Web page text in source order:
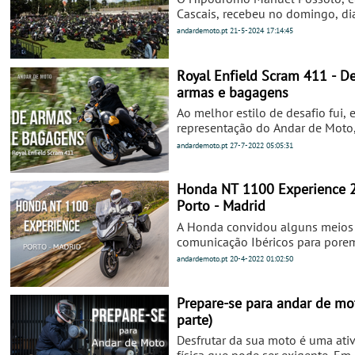
Cascais, recebeu no domingo,
maio, o maior encontro
andardemoto.pt21-5-202417:14:45
Royal Enfield Scram 411 -
armas e bagagens
Ao melhor estilo de desafio fui,
representação do Andar de
encontro de Royalistas em Leiria,
que esta Scrambler acrescenta à
vez mais completa gama da
andardemoto.pt27-7-2022 05:05:31
Honda NT 1100 Experience
Porto - Madrid
A Honda convidou alguns
comunicação Ibéricos para
prova a sua nova moto para
andardemoto.pt20-4-2022 01:02:50
Prepare-se para andar de
parte)
Desfrutar da sua moto é uma